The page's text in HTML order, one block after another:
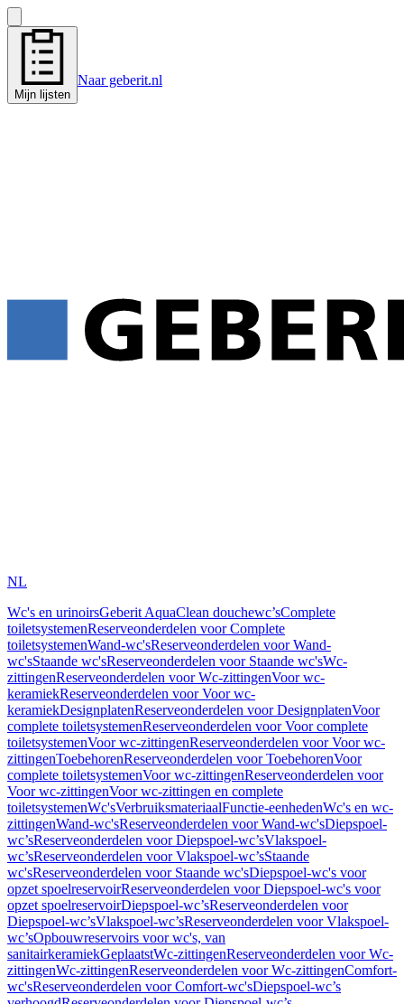
Mijn lijsten
Naar geberit.nl
NL
Wc's en urinoirsGeberit AquaClean douchewc’sComplete
toiletsystemenReserveonderdelen voor Complete
toiletsystemenWand-wc'sReserveonderdelen voor Wand-
wc'sStaande wc'sReserveonderdelen voor Staande wc'sWc-
zittingenReserveonderdelen voor Wc-zittingenVoor wc-
keramiekReserveonderdelen voor Voor wc-
keramiekDesignplatenReserveonderdelen voor DesignplatenVoor
complete toiletsystemenReserveonderdelen voor Voor complete
toiletsystemenVoor wc-zittingenReserveonderdelen voor Voor wc-
zittingenToebehorenReserveonderdelen voor ToebehorenVoor
complete toiletsystemenVoor wc-zittingenReserveonderdelen voor
Voor wc-zittingenVoor wc-zittingen en complete
toiletsystemenWc'sVerbruiksmateriaalFunctie-eenhedenWc's en wc-
zittingenWand-wc'sReserveonderdelen voor Wand-wc'sDiepspoel-
wc’sReserveonderdelen voor Diepspoel-wc’sVlakspoel-
wc’sReserveonderdelen voor Vlakspoel-wc’sStaande
wc'sReserveonderdelen voor Staande wc'sDiepspoel-wc's voor
opzet spoelreservoirReserveonderdelen voor Diepspoel-wc's voor
opzet spoelreservoirDiepspoel-wc’sReserveonderdelen voor
Diepspoel-wc’sVlakspoel-wc’sReserveonderdelen voor Vlakspoel-
wc’sOpbouwreservoirs voor wc's, van
sanitairkeramiekGeplaatstWc-zittingenReserveonderdelen voor Wc-
zittingenWc-zittingenReserveonderdelen voor Wc-zittingenComfort-
wc'sReserveonderdelen voor Comfort-wc'sDiepspoel-wc’s